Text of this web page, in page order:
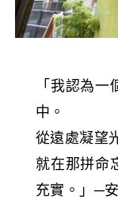
「我認為
中。
從遠處凝望
就在那拼命
充實。」─